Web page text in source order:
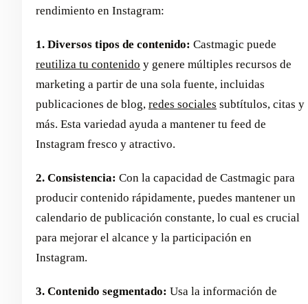
rendimiento en Instagram:
1. Diversos tipos de contenido: Castmagic puede
reutiliza tu contenido y genere múltiples recursos de
marketing a partir de una sola fuente, incluidas
publicaciones de blog, redes sociales subtítulos, citas y
más. Esta variedad ayuda a mantener tu feed de
Instagram fresco y atractivo.
2. Consistencia: Con la capacidad de Castmagic para
producir contenido rápidamente, puedes mantener un
calendario de publicación constante, lo cual es crucial
para mejorar el alcance y la participación en
Instagram.
3. Contenido segmentado: Usa la información de